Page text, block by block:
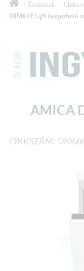
Termékek
DIM61E5qN beépíthető
AMICA
CIKKSZÁM: